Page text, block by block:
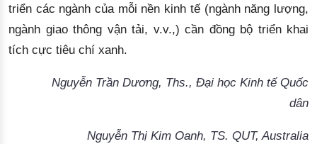
triển các ngành của mỗi nền kinh tế (ngành năng lượng,
ngành giao thông vận tải, v.v.,) cần đồng bộ triển khai
tích cực tiêu chí xanh.
Nguyễn Trần Dương, Ths., Đại học Kinh tế Quốc
dân
Nguyễn Thị Kim Oanh, TS. QUT, Australia